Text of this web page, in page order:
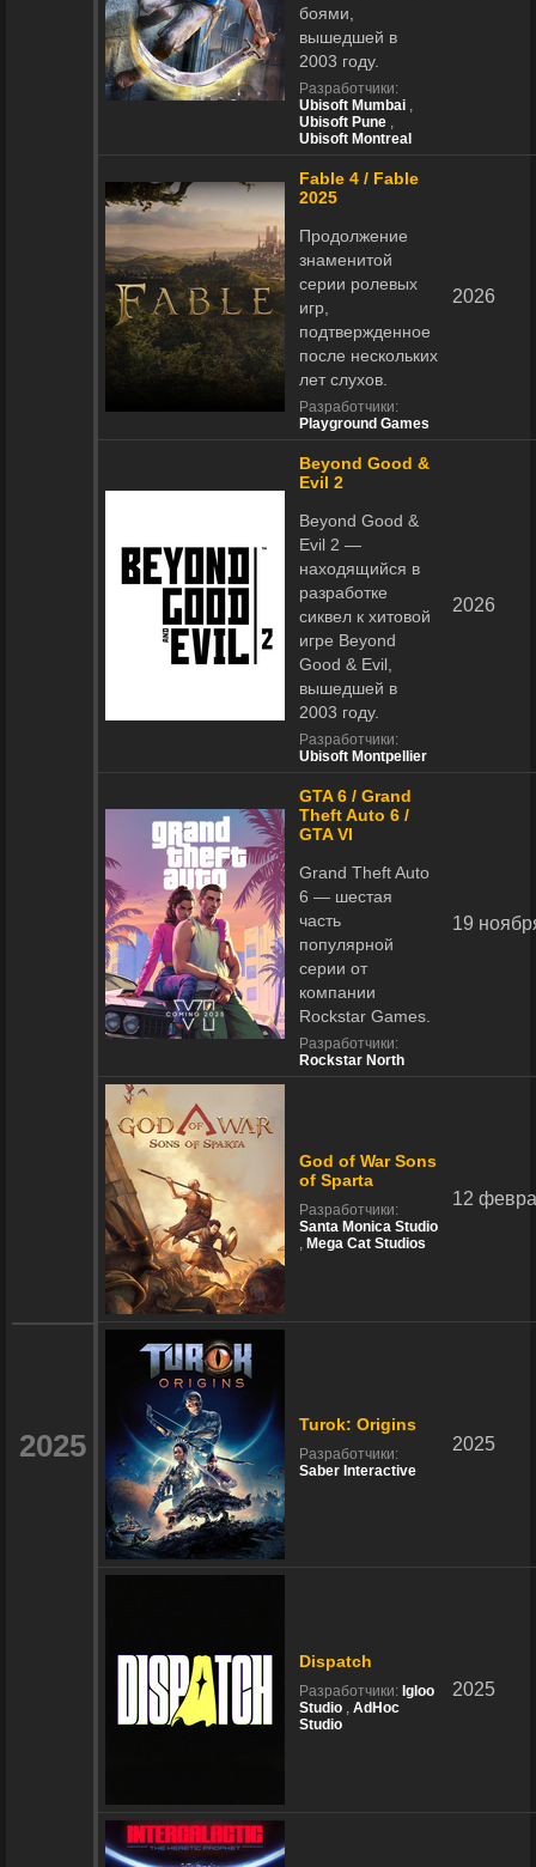
боями,
вышедшей в
2003 году.
Разработчики:
Ubisoft Mumbai ,
Ubisoft Pune ,
Ubisoft Montreal
Fable 4 / Fable
2025
Продолжение
знаменитой
серии ролевых
игр,
подтвержденное
после нескольких
лет слухов.
Разработчики:
Playground Games
2026
Beyond Good &
Evil 2
Beyond Good &
Evil 2 —
находящийся в
разработке
сиквел к хитовой
игре Beyond
Good & Evil,
вышедшей в
2003 году.
Разработчики:
Ubisoft Montpellier
2026
GTA 6 / Grand
Theft Auto 6 /
GTA VI
Grand Theft Auto
6 — шестая
часть
популярной
серии от
компании
Rockstar Games.
Разработчики:
Rockstar North
19
God of War Sons
of Sparta
Разработчики:
Santa Monica Studio
, Mega Cat Studios
12
2025
Turok: Origins
Разработчики:
Saber Interactive
2025
Dispatch
Разработчики: Igloo
Studio , AdHoc
Studio
2025